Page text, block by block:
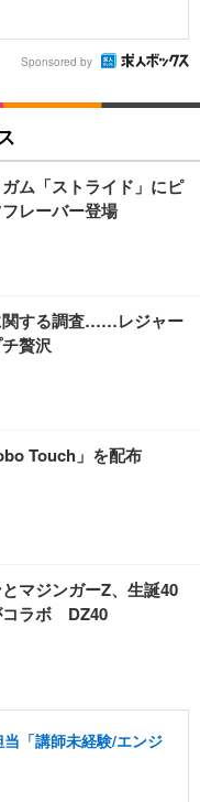
Sponsored by
ム「ストライド」にピ
レーバー登場
関する調査……レジャー
贅沢
Touch」を配布
マジンガーZ、生誕40
コラボ DZ40
「講師未経験/エンジ